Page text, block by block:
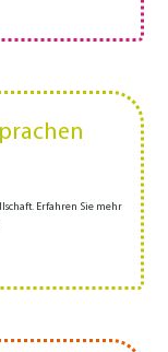
Erfahren Sie mehr